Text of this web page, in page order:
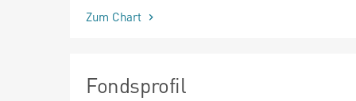
Zum Chart
Fondsprofil